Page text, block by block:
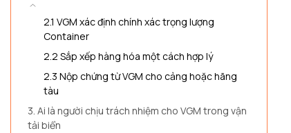
2.1 VGM xác định chính xác trọng lượng
Container
2.2 Sắp xếp hàng hóa một cách hợp lý
2.3 Nộp chứng từ VGM cho cảng hoặc hãng
tàu
3. Ai là người chịu trách nhiệm cho VGM trong vận
tải biển